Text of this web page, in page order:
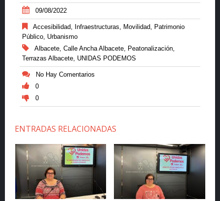
09/08/2022
Accesibilidad Infraestructuras Movilidad Patrimonio
Público Urbanismo
Albacete Calle Ancha Albacete Peatonalización
Terrazas Albacete UNIDAS PODEMOS
No Hay Comentarios
0
0
ENTRADAS RELACIONADAS